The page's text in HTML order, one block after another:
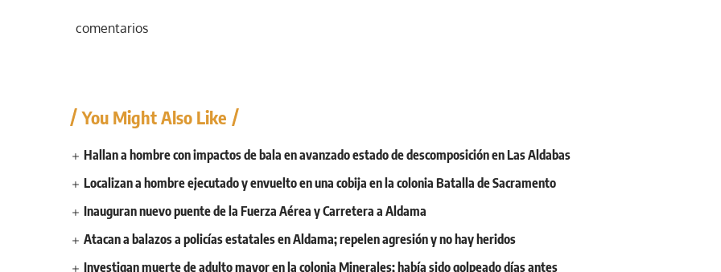
comentarios
You Might Also Like
Hallan a hombre con impactos de bala en avanzado estado de descomposición en Las Aldabas
Localizan a hombre ejecutado y envuelto en una cobija en la colonia Batalla de Sacramento
Inauguran nuevo puente de la Fuerza Aérea y Carretera a Aldama
Atacan a balazos a policías estatales en Aldama; repelen agresión y no hay heridos
Investigan muerte de adulto mayor en la colonia Minerales; había sido golpeado días antes